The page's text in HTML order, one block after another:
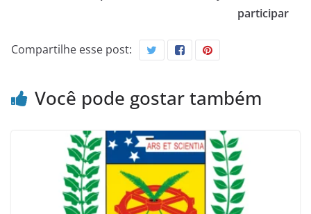
participar
Compartilhe esse post:
Você pode gostar também